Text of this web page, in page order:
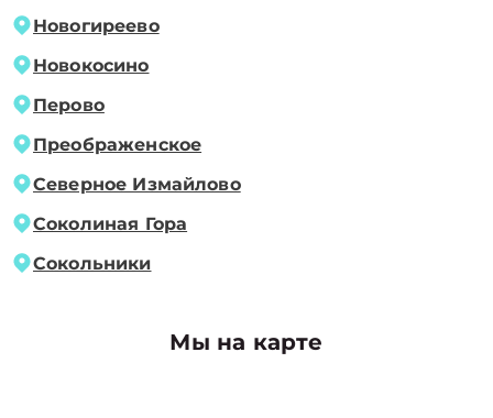
Новогиреево
Новокосино
Перово
Преображенское
Северное Измайлово
Соколиная Гора
Сокольники
Мы на карте